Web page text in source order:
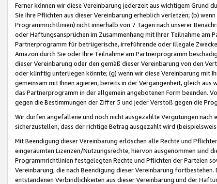
Ferner können wir diese Vereinbarung jederzeit aus wichtigem Grund
Sie Ihre Pflichten aus dieser Vereinbarung erheblich verletzen; (b)
Programmrichtlinien) nicht innerhalb von 7 Tagen nach unserer
oder Haftungsansprüchen im Zusammenhang mit Ihrer Teilnahme am
Partnerprogramm für betrügerische, irreführende oder illegale
Amazon durch Sie oder Ihre Teilnahme am Partnerprogramm
dieser Vereinbarung oder den gemäß dieser Vereinbarung von den
oder künftig unterliegen könnte; (g) wenn wir diese Vereinbarung mit
gemeinsam mit Ihnen agieren, bereits in der Vergangenheit, gleich
das Partnerprogramm in der allgemein angebotenen Form beenden.
gegen die Bestimmungen der Ziffer 5 und jeder Verstoß gegen die
Wir dürfen angefallene und noch nicht ausgezahlte Vergütungen
sicherzustellen, dass der richtige Betrag ausgezahlt wird
Mit Beendigung dieser Vereinbarung erlöschen alle Rechte und
eingeräumten Lizenzen/Nutzungsrechte; hiervon ausgenommen sind
Programmrichtlinien festgelegten Rechte und Pflichten der Parteien
Vereinbarung, die nach Beendigung dieser Vereinbarung
entstandenen Verbindlichkeiten aus dieser Vereinbarung und der